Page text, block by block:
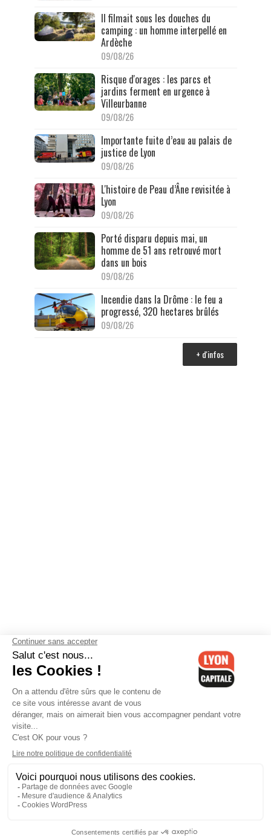
Il filmait sous les douches du
camping : un homme interpellé en
Ardèche
09/08/26
Risque d'orages : les parcs et
jardins ferment en urgence à
Villeurbanne
09/08/26
Importante fuite d’eau au palais de
justice de Lyon
09/08/26
L'histoire de Peau d’Âne revisitée à
Lyon
09/08/26
Porté disparu depuis mai, un
homme de 51 ans retrouvé mort
dans un bois
09/08/26
Incendie dans la Drôme : le feu a
progressé, 320 hectares brûlés
09/08/26
+ d'infos
Contactez-nous-Mentions légales-CGV-Politique de
confidentialité-Gestion des cookies